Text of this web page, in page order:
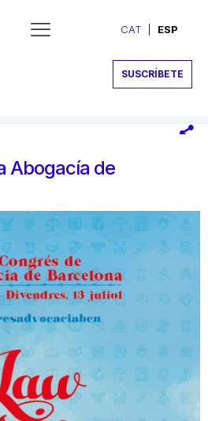
CAT ESP
SUSCRÍBETE
Abogacía de